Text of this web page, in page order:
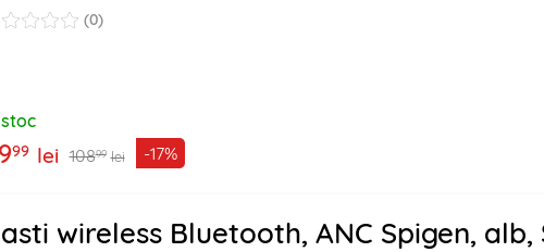
(0)
99 lei 10899 lei -17%
wireless Bluetooth, ANC Spigen, alb,